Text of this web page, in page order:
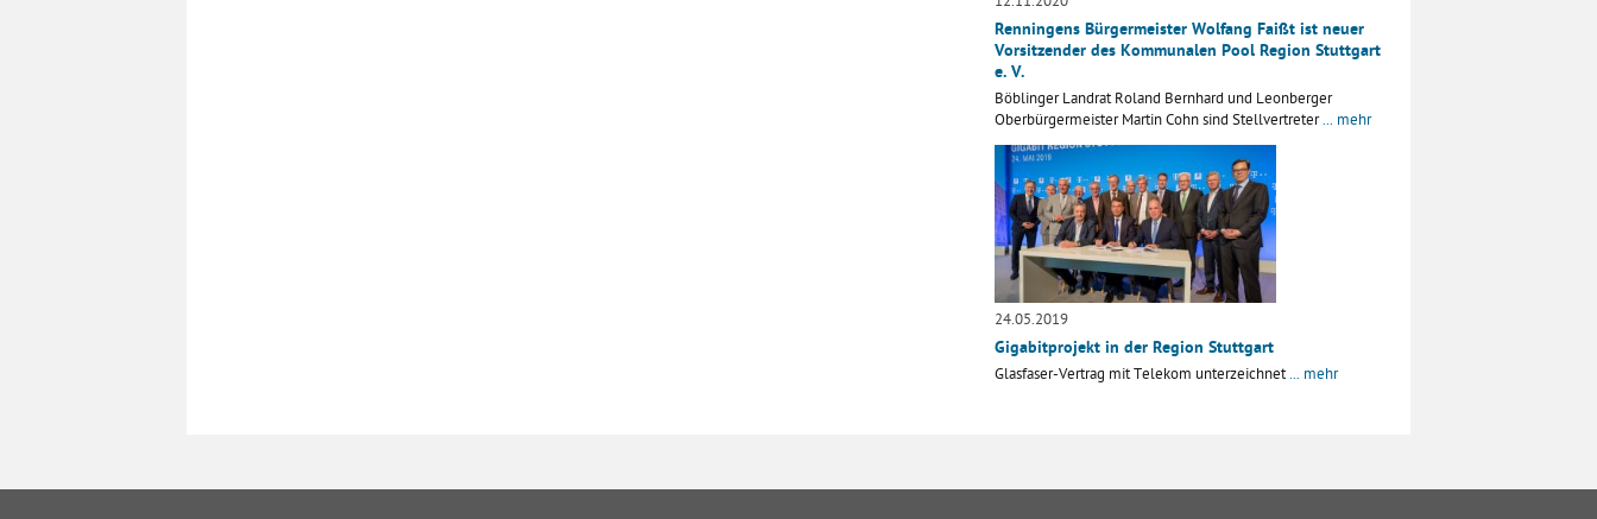
Renningens Bürgermeister Wolfang Faißt ist neuer
Vorsitzender des Kommunalen Pool Region Stuttgart
e. V.
Böblinger Landrat Roland Bernhard und Leonberger
Oberbürgermeister Martin Cohn sind Stellvertreter... mehr
24.05.2019
Gigabitprojekt in der Region Stuttgart
Glasfaser-Vertrag mit Telekom unterzeichnet... mehr